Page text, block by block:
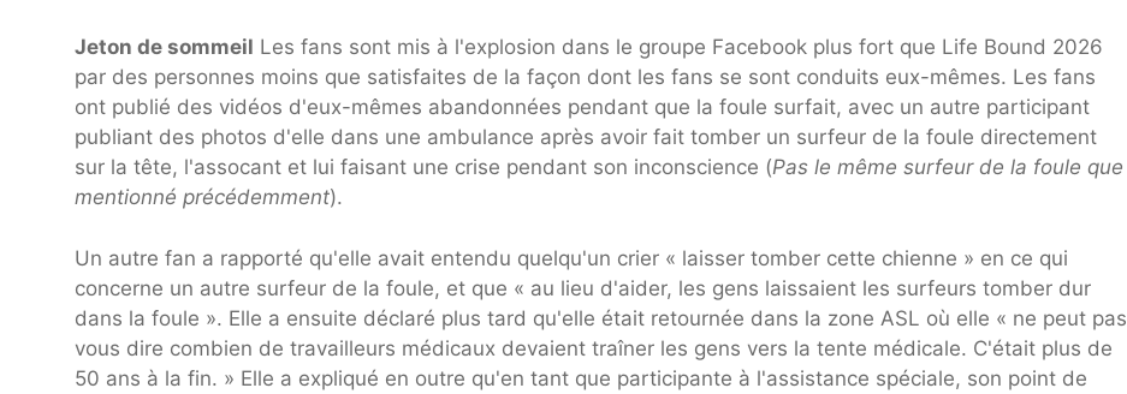
Jeton de sommeil Les fans sont mis à l'explosion dans le groupe Facebook plus fort que Life Bound 2026
par des personnes moins que satisfaites de la façon dont les fans se sont conduits eux-mêmes. Les fans
ont publié des vidéos d'eux-mêmes abandonnées pendant que la foule surfait, avec un autre participant
publiant des photos d'elle dans une ambulance après avoir fait tomber un surfeur de la foule directement
sur la tête, l'assocant et lui faisant une crise pendant son inconscience (Pas le même surfeur de la foule que
mentionné précédemment).
Un autre fan a rapporté qu'elle avait entendu quelqu'un crier « laisser tomber cette chienne » en ce qui
concerne un autre surfeur de la foule, et que « au lieu d'aider, les gens laissaient les surfeurs tomber dur
dans la foule ». Elle a ensuite déclaré plus tard qu'elle était retournée dans la zone ASL où elle « ne peut pas
vous dire combien de travailleurs médicaux devaient traîner les gens vers la tente médicale. C'était plus de
50 ans à la fin. » Elle a expliqué en outre qu'en tant que participante à l'assistance spéciale, son point de